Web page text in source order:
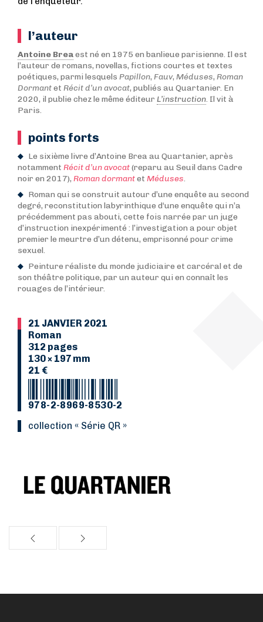
l’auteur
Antoine Breaest né en 1975 en banlieue parisienne. Il est
l’auteur de romans, novellas, fictions courtes et textes
poétiques, parmi lesquels Papillon, Fauv, Méduses, Roman
Dormantet Récit d’un avocat, publiés au Quartanier. En
2020, il publie chez le même éditeur L’instruction. Il vit à
Paris.
points forts
Le sixième livre d’Antoine Brea au Quartanier, après
notamment Récit d’un avocat(reparu au Seuil dans Cadre
noir en 2017), Roman dormantet Méduses.
Roman qui se construit autour d’une enquête au second
degré, reconstitution labyrinthique d‘une enquête qui n’a
précédemment pas abouti, cette fois narrée par un juge
d’instruction inexpérimenté : l’investigation a pour objet
premier le meurtre d’un détenu, emprisonné pour crime
sexuel.
Peinture réaliste du monde judiciaire et carcéral et de
son théâtre politique, par un auteur qui en connaît les
rouages de l’intérieur.
21 JANVIER 2021
Roman
312 pages
130 × 197 mm
21 €
978-2-8969-8530-2
Collection « Série QR »